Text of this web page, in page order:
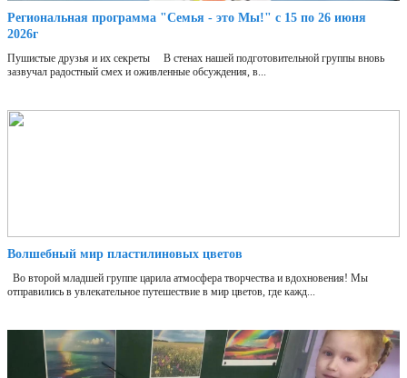
Региональная программа "Семья - это Мы!" с 15 по 26 июня
2026г
Пушистые друзья и их секреты В стенах нашей подготовительной группы вновь
зазвучал радостный смех и оживленные обсуждения, в...
Волшебный мир пластилиновых цветов
Во второй младшей группе царила атмосфера творчества и вдохновения! Мы
отправились в увлекательное путешествие в мир цветов, где кажд...